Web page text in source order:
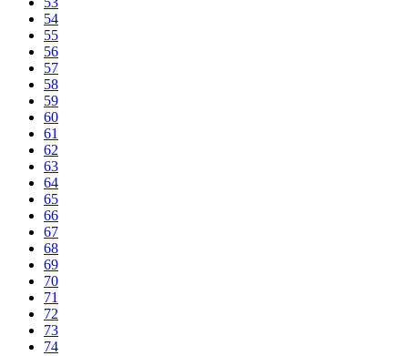
54
55
56
57
58
59
60
61
62
63
64
65
66
67
68
69
70
71
72
73
74